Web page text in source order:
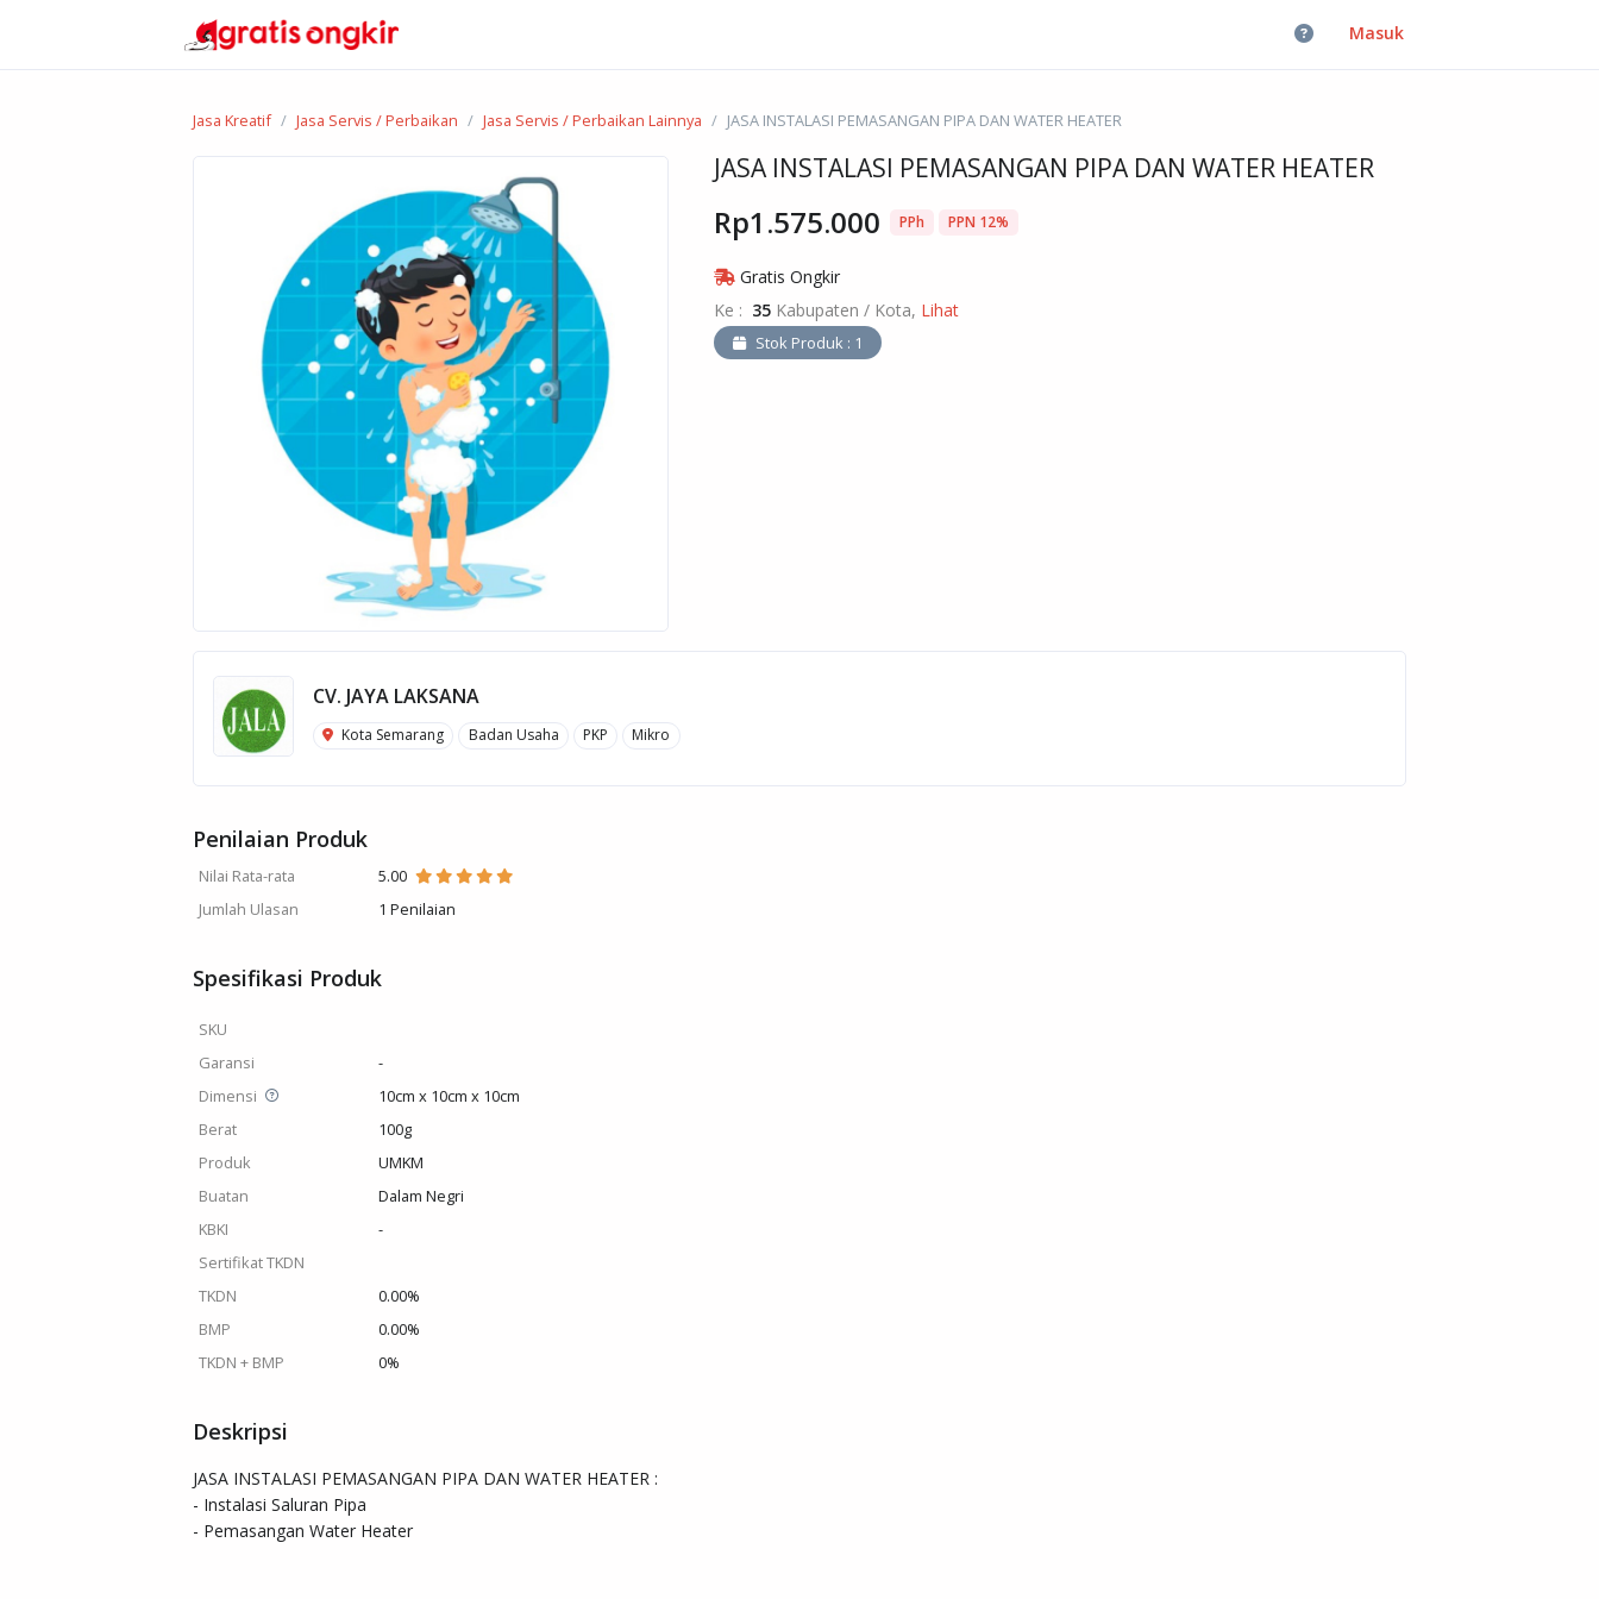
Masuk
Jasa Kreatif Jasa Servis / Perbaikan Jasa Servis / Perbaikan Lainnya JASA INSTALASI PEMASANGAN PIPA DAN WATER HEATER
JASA INSTALASI PEMASANGAN PIPA DAN WATER HEATER
Rp1.575.000 PPh PPN 12%
Gratis Ongkir
Ke : 35Kabupaten / Kota, Lihat
Stok Produk : 1
CV. JAYA LAKSANA
Kota Semarang Badan Usaha PKP Mikro
Penilaian Produk
Nilai Rata-rata
5.00
Jumlah Ulasan
1 Penilaian
Spesifikasi Produk
SKU
Garansi
-
Dimensi
10cm x 10cm x 10cm
Berat
100g
Produk
UMKM
Buatan
Dalam Negri
KBKI
-
Sertifikat TKDN
TKDN
0.00%
BMP
0.00%
TKDN + BMP
0%
Deskripsi
JASA INSTALASI PEMASANGAN PIPA DAN WATER HEATER :
- Instalasi Saluran Pipa
- Pemasangan Water Heater